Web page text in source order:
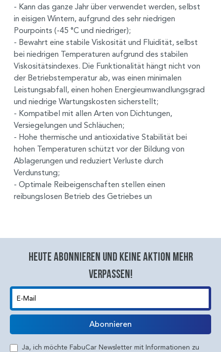
- Kann das ganze Jahr über verwendet werden, selbst
in eisigen Wintern, aufgrund des sehr niedrigen
Pourpoints (-45 °C und niedriger);
- Bewahrt eine stabile Viskosität und Fluidität, selbst
bei niedrigen Temperaturen aufgrund des stabilen
Viskositätsindexes. Die Funktionalität hängt nicht von
der Betriebstemperatur ab, was einen minimalen
Leistungsabfall, einen hohen Energieumwandlungsgrad
und niedrige Wartungskosten sicherstellt;
- Kompatibel mit allen Arten von Dichtungen,
Versiegelungen und Schläuchen;
- Hohe thermische und antioxidative Stabilität bei
hohen Temperaturen schützt vor der Bildung von
Ablagerungen und reduziert Verluste durch
Verdunstung;
- Optimale Reibeigenschaften stellen einen
reibungslosen Betrieb des Getriebes un
Heute abonnieren und keine aktion mehr
verpassen!
E-Mail
Abonnieren
Ja, ich möchte FabuCar Newsletter mit Informationen zu